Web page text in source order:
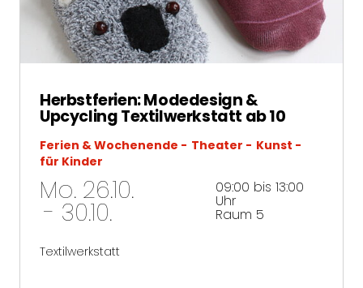
Herbstferien: Modedesign &
Upcycling Textilwerkstatt ab 10
Ferien & Wochenende Theater
Kunst
für Kinder
Mo. 26.10.
- 30.10.
09:00 bis 13:00
Uhr
Raum 5
Textilwerkstatt